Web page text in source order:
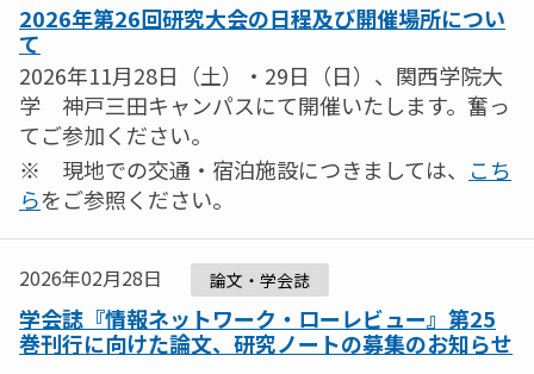
2026年第26回研究大会の日程及び開催場所につい
て
2026年11月28日（土）・29日（日）、関西学院大
学 神戸三田キャンパスにて開催いたします。奮っ
てご参加ください。
※ 現地での交通・宿泊施設につきましては、
こち
らをご参照ください。
2026年02月28日 論文・学会誌
学会誌『情報ネットワーク・ローレビュー』第25
巻刊行に向けた論文、研究ノートの募集のお知らせ